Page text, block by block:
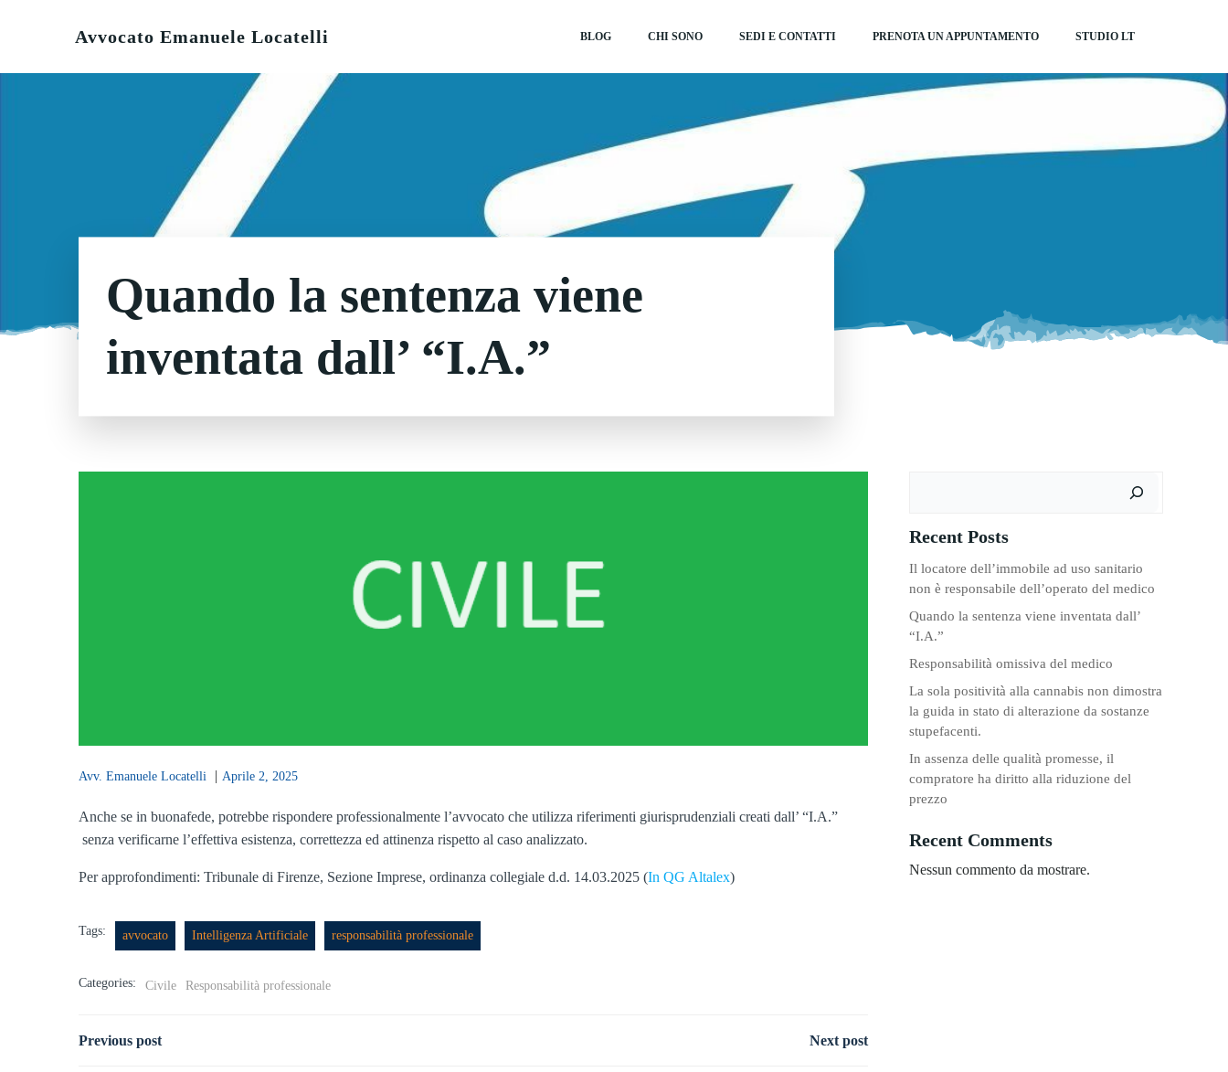
Avvocato Emanuele Locatelli BLOG CHI SONO SEDI E CONTATTI PRENOTA UN APPUNTAMENTO STUDIO LT
Quando la sentenza viene
inventata dall’ “I.A.”
Avv. Emanuele Locatelli | Aprile 2, 2025
Anche se in buonafede, potrebbe rispondere professionalmente l’avvocato che utilizza riferimenti giurisprudenziali creati dall’ “I.A.”
senza verificarne l’effettiva esistenza, correttezza ed attinenza rispetto al caso analizzato.
Per approfondimenti: Tribunale di Firenze, Sezione Imprese, ordinanza collegiale d.d. 14.03.2025 (In QG Altalex)
Tags: avvocato Intelligenza Artificiale responsabilità professionale
Categories: Civile Responsabilità professionale
Navigazione
Previous post Next post
Recent Posts
Il locatore dell’immobile ad uso sanitario
non è responsabile dell’operato del medico
Quando la sentenza viene inventata dall’
“I.A.”
Responsabilità omissiva del medico
La sola positività alla cannabis non dimostra
la guida in stato di alterazione da sostanze
stupefacenti.
In assenza delle qualità promesse, il
compratore ha diritto alla riduzione del
prezzo
Recent Comments
Nessun commento da mostrare.